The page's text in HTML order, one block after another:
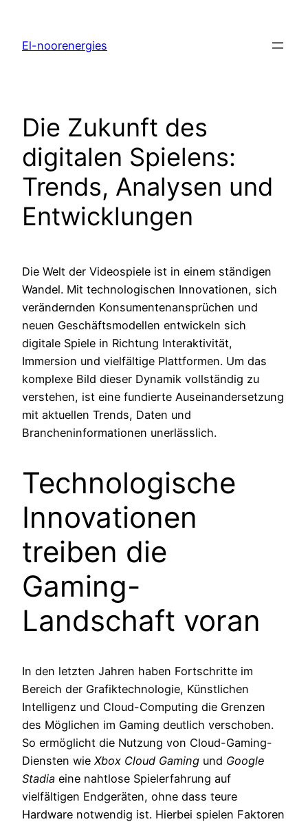
El-noorenergies
Die Zukunft des
digitalen Spielens:
Trends, Analysen und
Entwicklungen
Die Welt der Videospiele ist in einem ständigen
Wandel. Mit technologischen Innovationen, sich
verändernden Konsumentenansprüchen und
neuen Geschäftsmodellen entwickeln sich
digitale Spiele in Richtung Interaktivität,
Immersion und vielfältige Plattformen. Um das
komplexe Bild dieser Dynamik vollständig zu
verstehen, ist eine fundierte Auseinandersetzung
mit aktuellen Trends, Daten und
Brancheninformationen unerlässlich.
Technologische
Innovationen
treiben die
Gaming-
Landschaft voran
In den letzten Jahren haben Fortschritte im
Bereich der Grafiktechnologie, Künstlichen
Intelligenz und Cloud-Computing die Grenzen
des Möglichen im Gaming deutlich verschoben.
So ermöglicht die Nutzung von Cloud-Gaming-
Diensten wie Xbox Cloud Gaming und Google
Stadia eine nahtlose Spielerfahrung auf
vielfältigen Endgeräten, ohne dass teure
Hardware notwendig ist. Hierbei spielen Faktoren